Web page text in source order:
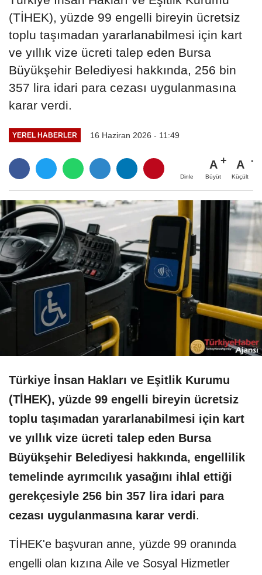
(TİHEK), yüzde 99 engelli bireyin ücretsiz
toplu taşımadan yararlanabilmesi için kart
ve yıllık vize ücreti talep eden Bursa
Büyükşehir Belediyesi hakkında, 256 bin
357 lira idari para cezası uygulanmasına
karar verdi.
YEREL HABERLER 16 Haziran 2026 - 11:49
Dinle
A
Büyüt
A
Küçült
Türkiye İnsan Hakları ve Eşitlik Kurumu
(TİHEK), yüzde 99 engelli bireyin ücretsiz
toplu taşımadan yararlanabilmesi için kart
ve yıllık vize ücreti talep eden Bursa
Büyükşehir Belediyesi hakkında, engellilik
temelinde ayrımcılık yasağını ihlal ettiği
gerekçesiyle 256 bin 357 lira idari para
cezası uygulanmasına karar verdi.
TİHEK'e başvuran anne, yüzde 99 oranında
engelli olan kızına Aile ve Sosyal Hizmetler